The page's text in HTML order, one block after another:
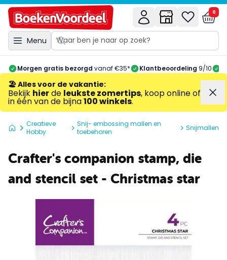
Menu
0
Morgen gratis bezorgd vanaf €35* Klantbeoordeling 9/10
🏖️ Alles voor de vakantie:
Bekijk hierde leukste zomertips, koop online of
in één van de bijna100 winkels.
Creatieve
Hobby
Snij- embossing mallen en
toebehoren
Snijmallen
Crafter's companion stamp, die
and stencil set - Christmas star